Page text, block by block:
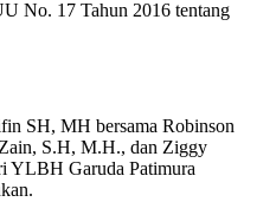
No. 17 Tahun 2016 tentang
SH, MH bersama Robinson
S.H, M.H., dan Ziggy
YLBH Garuda Patimura